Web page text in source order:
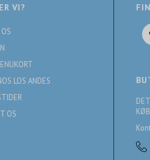
VI?
LOS ANDES
OS